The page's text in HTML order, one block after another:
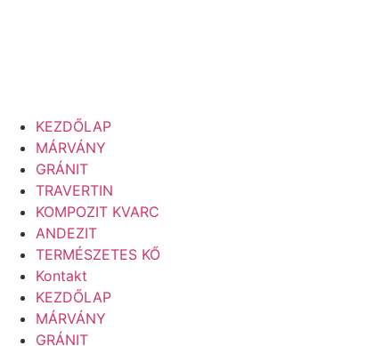
KEZDŐLAP
MÁRVÁNY
GRÁNIT
TRAVERTIN
KOMPOZIT KVARC
ANDEZIT
TERMÉSZETES KŐ
Kontakt
KEZDŐLAP
MÁRVÁNY
GRÁNIT